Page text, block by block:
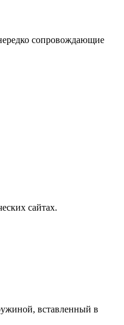
сопровождающие
сайтах.
вставленный в